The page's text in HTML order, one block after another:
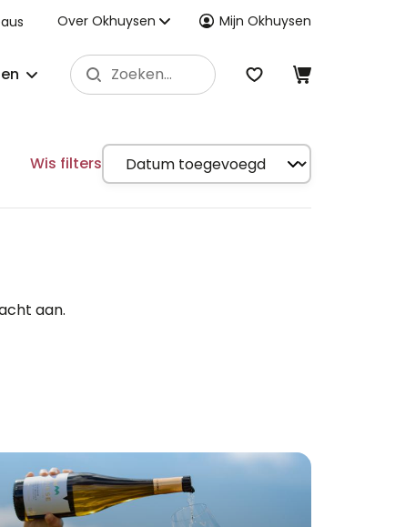
Over Okhuysen Mijn Okhuysen
Wis filters
aan.